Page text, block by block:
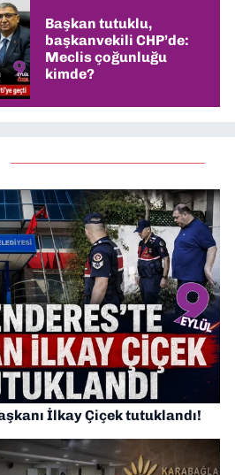
Başkan tutuklu,
başkanvekili CHP’de:
Meclis çoğunluğu
kimde?
İlkay Çiçek tutuklandı!